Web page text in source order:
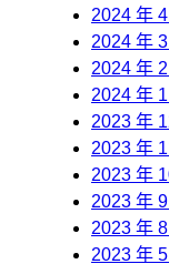
2024 年 4
2024 年 3
2024 年 2
2024 年 1
2023 年
2023 年
2023 年
2023 年 9
2023 年 8
2023 年 5